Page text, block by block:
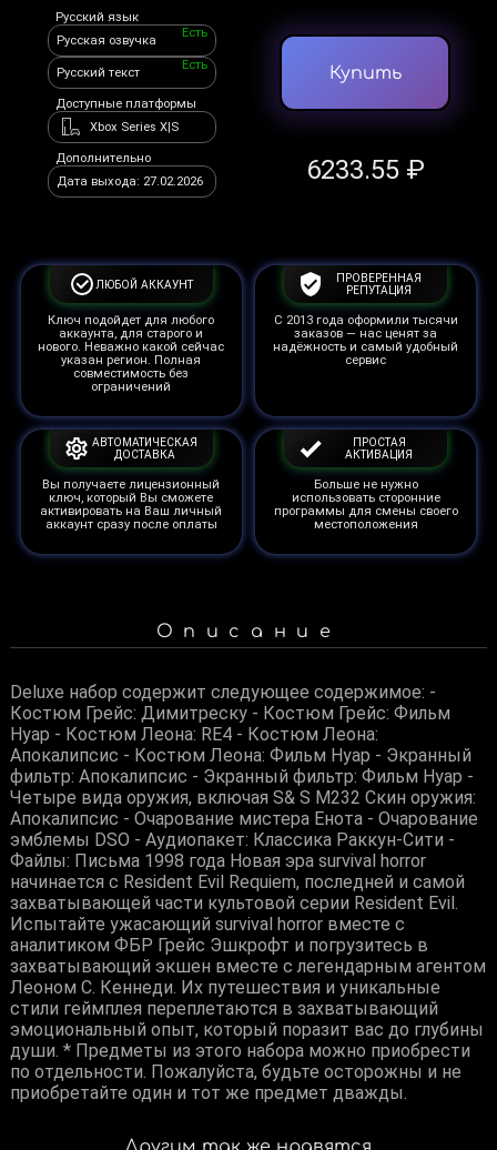
Русский язык
Русская озвучка
Есть
Русский текст
Есть
Доступные платформы
Xbox Series X|S
Дополнительно
Дата выхода: 27.02.2026
Купить
6233.55 ₽
ЛЮБОЙ АККАУНТ
Ключ подойдет для любого
аккаунта, для старого и
нового. Неважно какой сейчас
указан регион. Полная
совместимость без
ограничений
ПРОВЕРЕННАЯ
РЕПУТАЦИЯ
С 2013 года оформили тысячи
заказов — нас ценят за
надёжность и самый удобный
сервис
АВТОМАТИЧЕСКАЯ
ДОСТАВКА
Вы получаете лицензионный
ключ, который Вы сможете
активировать на Ваш личный
аккаунт сразу после оплаты
ПРОСТАЯ
АКТИВАЦИЯ
Больше не нужно
использовать сторонние
программы для смены своего
местоположения
Описание
Deluxe набор содержит следующее содержимое: -
Костюм Грейс: Димитреску - Костюм Грейс: Фильм
Нуар - Костюм Леона: RE4 - Костюм Леона:
Апокалипсис - Костюм Леона: Фильм Нуар - Экранный
фильтр: Апокалипсис - Экранный фильтр: Фильм Нуар -
Четыре вида оружия, включая S& S M232 Скин оружия:
Апокалипсис - Очарование мистера Енота - Очарование
эмблемы DSO - Аудиопакет: Классика Раккун-Сити -
Файлы: Письма 1998 года Новая эра survival horror
начинается с Resident Evil Requiem, последней и самой
захватывающей части культовой серии Resident Evil.
Испытайте ужасающий survival horror вместе с
аналитиком ФБР Грейс Эшкрофт и погрузитесь в
захватывающий экшен вместе с легендарным агентом
Леоном С. Кеннеди. Их путешествия и уникальные
стили геймплея переплетаются в захватывающий
эмоциональный опыт, который поразит вас до глубины
души. * Предметы из этого набора можно приобрести
по отдельности. Пожалуйста, будьте осторожны и не
приобретайте один и тот же предмет дважды.